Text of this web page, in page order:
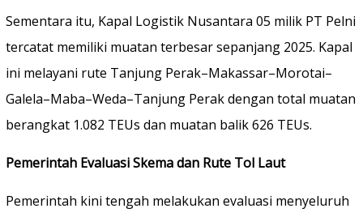
Sementara itu, Kapal Logistik Nusantara 05 milik PT Pelni
tercatat memiliki muatan terbesar sepanjang 2025. Kapal
ini melayani rute Tanjung Perak–Makassar–Morotai–
Galela–Maba–Weda–Tanjung Perak dengan total muatan
berangkat 1.082 TEUs dan muatan balik 626 TEUs.
Pemerintah Evaluasi Skema dan Rute Tol Laut
Pemerintah kini tengah melakukan evaluasi menyeluruh